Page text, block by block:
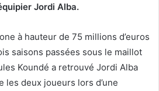
Jordi Alba.
à hauteur de 75 millions d’euros
saisons passées sous le maillot
Koundé a retrouvé Jordi Alba
les deux joueurs lors d’une